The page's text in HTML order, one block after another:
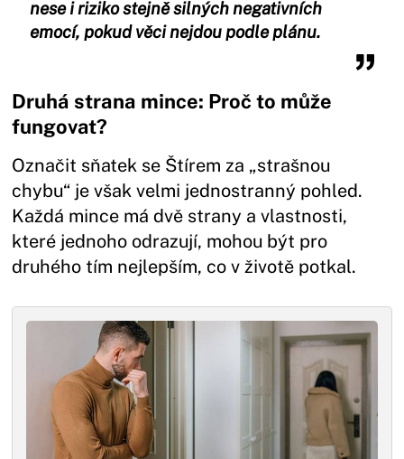
nese i riziko stejně silných negativních
emocí, pokud věci nejdou podle plánu.
Druhá strana mince: Proč to může
fungovat?
Označit sňatek se Štírem za „strašnou
chybu“ je však velmi jednostranný pohled.
Každá mince má dvě strany a vlastnosti,
které jednoho odrazují, mohou být pro
druhého tím nejlepším, co v životě potkal.